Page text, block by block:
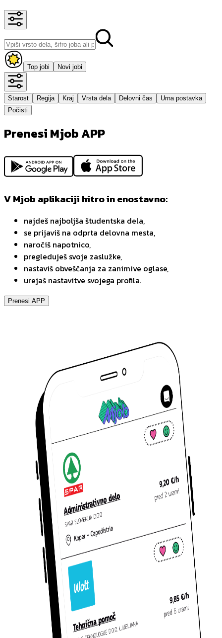
Top jobi Novi jobi
Starost Regija Kraj Vrsta dela Delovni čas
Urna postavka
Počisti
Prenesi Mjob APP
V Mjob aplikaciji hitro in enostavno:
najdeš najboljša študentska dela,
se prijaviš na odprta delovna mesta,
naročiš napotnico,
pregleduješ svoje zaslužke,
nastaviš obveščanja za zanimive oglase,
urejaš nastavitve svojega profila.
Prenesi APP